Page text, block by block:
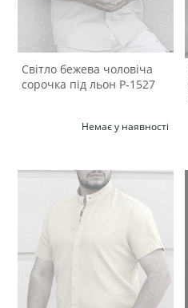
Світло бежева чоловіча
сорочка під льон Р-1527
Немає у наявності